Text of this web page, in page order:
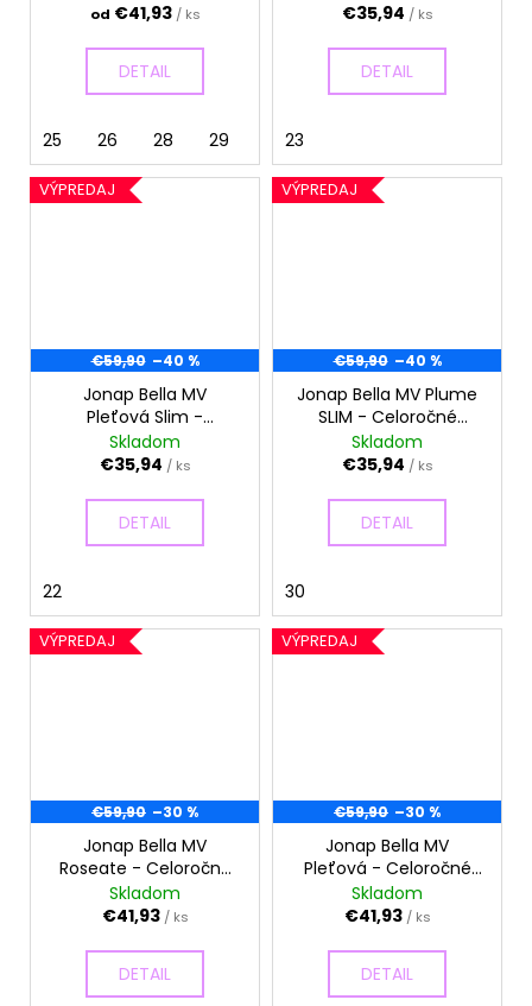
od €41,93 / ks
DETAIL
25 26 28 29
€35,94 / ks
DETAIL
23
VÝPREDAJ
€59,90 –40 %
Jonap Bella MV
Pleťová Slim -
Celoročné topánky
Skladom
€35,94 / ks
DETAIL
22
VÝPREDAJ
€59,90 –40 %
Jonap Bella MV Plume
SLIM - Celoročné
topánky
Skladom
€35,94 / ks
DETAIL
30
VÝPREDAJ
€59,90 –30 %
Jonap Bella MV
Roseate - Celoročné
topánky
Skladom
€41,93 / ks
DETAIL
VÝPREDAJ
€59,90 –30 %
Jonap Bella MV
Pleťová - Celoročné
topánky
Skladom
€41,93 / ks
DETAIL